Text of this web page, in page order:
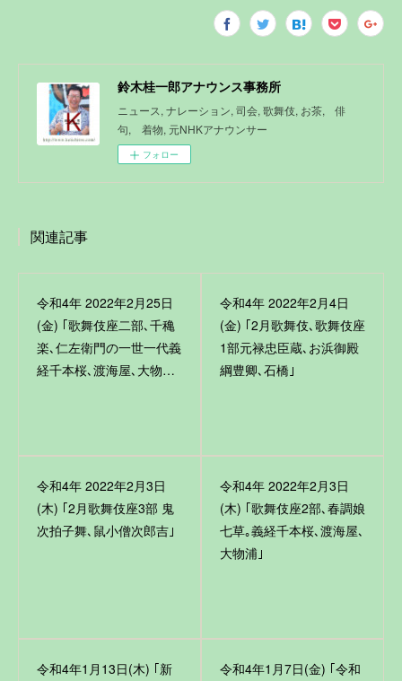
鈴木桂一郎アナウンス事務所
ニュース, ナレーション, 司会, 歌舞伎, お茶, 俳
句, 着物, 元NHKアナウンサー
フォロー
関連記事
令和4年 2022年2月25日
(金) ｢歌舞伎座二部､千穐
楽､仁左衛門の一世一代義
経千本桜､渡海屋､大物…
令和4年 2022年2月4日
(金) ｢2月歌舞伎､歌舞伎座
1部元禄忠臣蔵､お浜御殿
綱豊卿､石橋｣
令和4年 2022年2月3日
(木) ｢2月歌舞伎座3部 鬼
次拍子舞､鼠小僧次郎吉｣
令和4年 2022年2月3日
(木) ｢歌舞伎座2部､春調娘
七草｡義経千本桜､渡海屋､
大物浦｣
令和4年1月13日(木) ｢新
令和4年1月7日(金) ｢令和